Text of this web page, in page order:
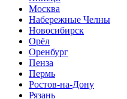
Москва
Набережные Челны
Новосибирск
Орёл
Оренбург
Пенза
Пермь
Ростов-на-Дону
Рязань